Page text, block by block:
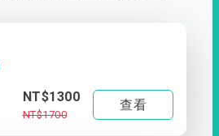
NT$1300
NT$1700
查看